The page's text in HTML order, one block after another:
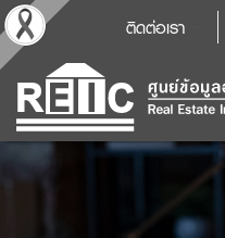
ติดต่อเรา